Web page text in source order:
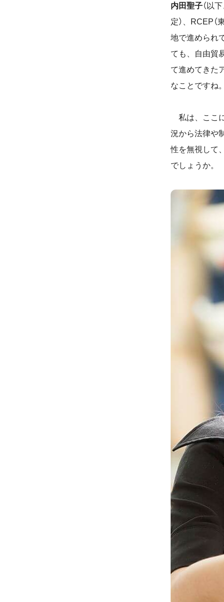
内田聖子（以
定）、RCEP
地で進められ
ても、自由貿
て進めてきた
なことですね。
私は、ここ
況から法律や
性を無視して
でしょうか。